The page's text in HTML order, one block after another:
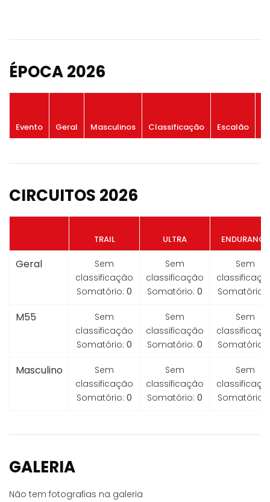
ÉPOCA 2026
Evento Geral Masculinos Classificação Escalão
CIRCUITOS 2026
TRAIL ULTRA ENDURANCE
Geral
Sem
classificação
Somatório: 0
Sem
classificação
Somatório: 0
Sem
Somatório:
M55
Sem
classificação
Somatório: 0
Sem
classificação
Somatório: 0
Sem
Somatório:
Masculino
Sem
classificação
Somatório: 0
Sem
classificação
Somatório: 0
Sem
Somatório:
GALERIA
Não tem fotografias na galeria